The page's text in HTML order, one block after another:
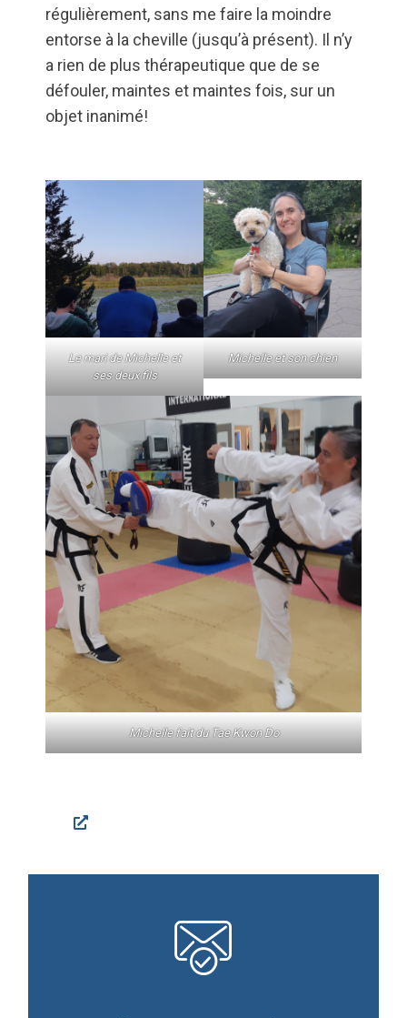
régulièrement, sans me faire la moindre
entorse à la cheville (jusqu’à présent). Il n’y
a rien de plus thérapeutique que de se
défouler, maintes et maintes fois, sur un
objet inanimé!
Le mari de Michelle et
ses deux fils
Michelle et son chien
Michelle fait du Tae Kwon Do
Facebook